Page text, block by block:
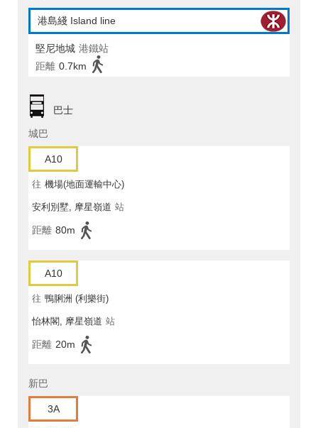
港島綫 Island line
堅尼地城 港鐵站
距離 0.7km
巴士
城巴
A10
往 機場(地面運輸中心)
安利別墅, 摩星嶺道 站
距離 80m
A10
往 鴨脷洲 (利樂街)
怡林閣, 摩星嶺道 站
距離 20m
新巴
3A